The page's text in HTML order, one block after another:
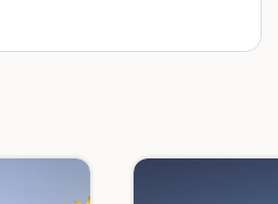
comarca rica en espacios
joyas para visitar con niños.